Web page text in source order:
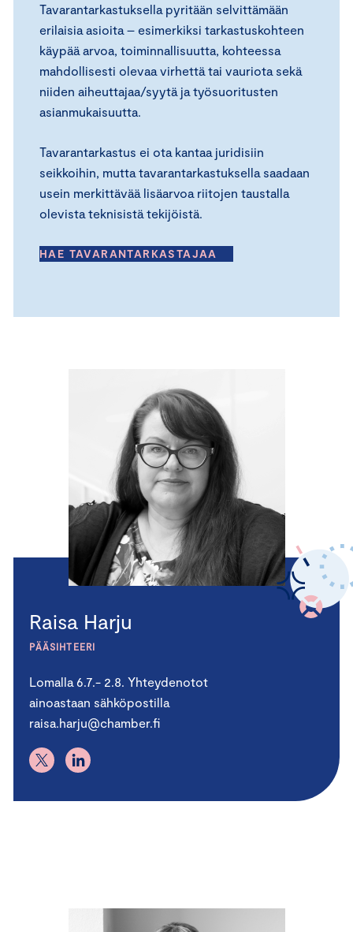
Tavarantarkastuksella pyritään selvittämään
erilaisia asioita – esimerkiksi tarkastuskohteen
käypää arvoa, toiminnallisuutta, kohteessa
mahdollisesti olevaa virhettä tai vauriota sekä
niiden aiheuttajaa/syytä ja työsuoritusten
asianmukaisuutta.
Tavarantarkastus ei ota kantaa juridisiin
seikkoihin, mutta tavarantarkastuksella saadaan
usein merkittävää lisäarvoa riitojen taustalla
olevista teknisistä tekijöistä.
HAE TAVARANTARKASTAJAA
Raisa Harju
PÄÄSIHTEERI
Lomalla 6.7.- 2.8. Yhteydenotot
ainoastaan sähköpostilla
raisa.harju@chamber.fi